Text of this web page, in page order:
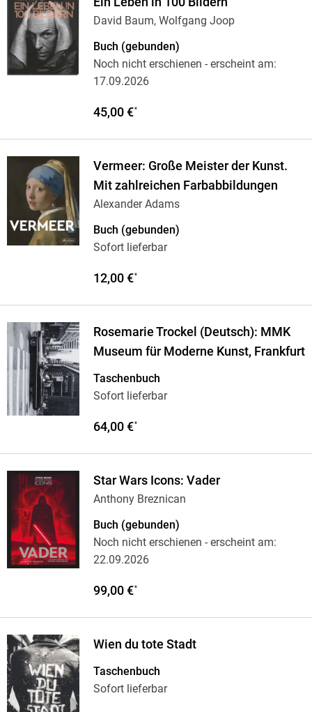
David Baum, Wolfgang Joop
Buch (gebunden)
Noch nicht erschienen - erscheint am:
17.09.2026
45,00 €*
Vermeer: Große Meister der Kunst.
Mit zahlreichen Farbabbildungen
Alexander Adams
Buch (gebunden)
Sofort lieferbar
12,00 €*
Rosemarie Trockel (Deutsch): MMK
Museum für Moderne Kunst, Frankfurt
Taschenbuch
Sofort lieferbar
64,00 €*
Star Wars Icons: Vader
Anthony Breznican
Buch (gebunden)
Noch nicht erschienen - erscheint am:
22.09.2026
99,00 €*
Wien du tote Stadt
Taschenbuch
Sofort lieferbar